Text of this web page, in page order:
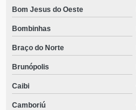
Bom Jesus do Oeste
Bombinhas
Braço do Norte
Brunópolis
Caibi
Camboriú